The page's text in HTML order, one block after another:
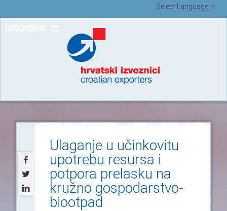
IZBORNIK
Select Language ▼
Ulaganje u učinkovitu
upotrebu resursa i
potpora prelasku na
kružno gospodarstvo-
biootpad